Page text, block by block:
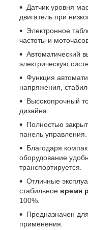
Датчик уровня
двигатель при
Электронное
частоты и
Автоматический
электрическую
Функция
напряжения,
Высокопрочный
дизайна.
Полностью
панель управления.
Благодаря
оборудование
транспортируется.
Отличные
стабильное время
100%.
Предназначен
применения.